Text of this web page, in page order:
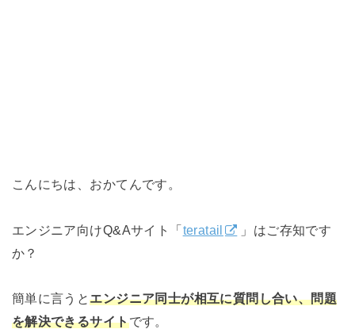
こんにちは、おかてんです。
エンジニア向けQ&Aサイト「teratail
」はご存知です
か？
簡単に言うとエンジニア同士が相互に質問し合い、問題
を解決できるサイトです。